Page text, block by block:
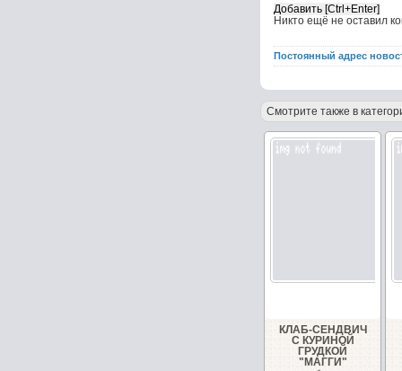
Никто ещё не оставил
Постоянный адрес
Смотрите также в
КЛАБ-СЕНДВИЧ
С КУРИНОЙ
ГРУДКОЙ
"МАГГИ"